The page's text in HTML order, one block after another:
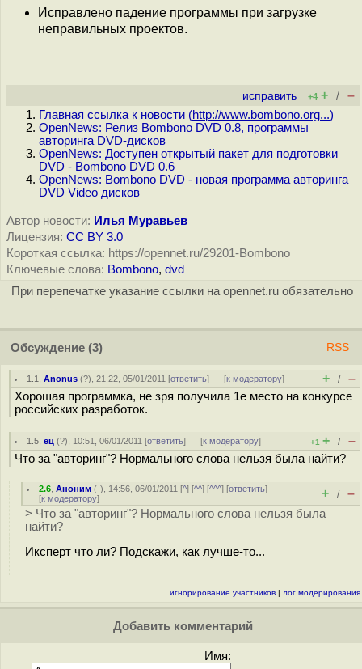
Исправлено падение программы при загрузке
неправильных проектов.
исправить +4 + / –
Главная ссылка к новости (http://www.bombono.org...)
OpenNews: Релиз Bombono DVD 0.8, программы
авторинга DVD-дисков
OpenNews: Доступен открытый пакет для подготовки
DVD - Bombono DVD 0.6
OpenNews: Bombono DVD - новая программа авторинга
DVD Video дисков
Автор новости: Илья Муравьев
Лицензия: CC BY 3.0
Короткая ссылка: https://opennet.ru/29201-Bombono
Ключевые слова: Bombono, dvd
При перепечатке указание ссылки на opennet.ru обязательно
Обсуждение (3) RSS
1.1 ,Anonus (?), 21:22, 05/01/2011 [ответить] [к модератору] + / –
Хорошая программка, не зря получила 1е место на конкурсе
российских разработок.
1.5 ,ец (?), 10:51, 06/01/2011 [ответить] [к модератору] +1 + / –
Что за "авторинг"? Нормального слова нельзя была найти?
2.6 ,Аноним (-), 14:56, 06/01/2011 [^] [^^] [^^^] [ответить]
[к модератору] + / –
> Что за "авторинг"? Нормального слова нельзя была
найти?
Иксперт что ли? Подскажи, как лучше-то...
игнорирование участников | лог модерирования
Добавить комментарий
Имя: